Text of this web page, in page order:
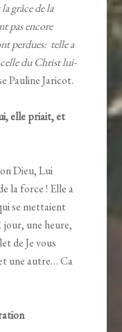
grâce de la
pas encore
perdues: telle a
du Christ lui-
Pauline Jaricot.
elle priait, et
Dieu, Lui
la force ! Elle a
se mettaient
une heure,
de Je vous
une autre… Ca